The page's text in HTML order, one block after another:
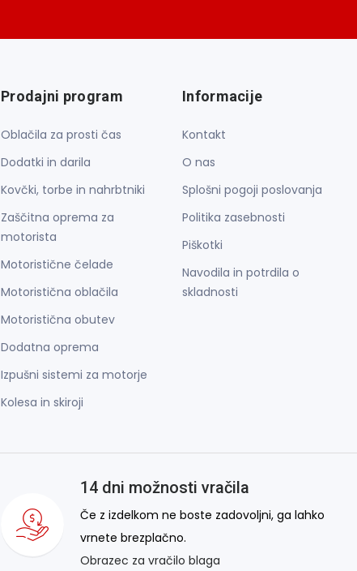
Prodajni program
Oblačila za prosti čas
Dodatki in darila
Kovčki, torbe in nahrbtniki
Zaščitna oprema za
motorista
Motoristične čelade
Motoristična oblačila
Motoristična obutev
Dodatna oprema
Izpušni sistemi za motorje
Kolesa in skiroji
Informacije
Kontakt
O nas
Splošni pogoji poslovanja
Politika zasebnosti
Piškotki
Navodila in potrdila o
skladnosti
14 dni možnosti vračila
Če z izdelkom ne boste zadovoljni, ga lahko
vrnete brezplačno.
Obrazec za vračilo blaga